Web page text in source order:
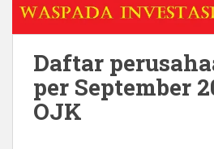
Daftar
per September
OJK